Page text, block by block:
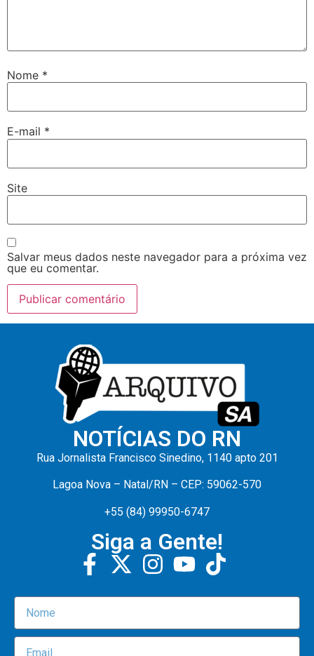
Nome *
E-mail *
Site
Salvar meus dados neste navegador para a próxima vez
que eu comentar.
NOTÍCIAS DO RN
Rua Jornalista Francisco Sinedino, 1140 apto 201
Lagoa Nova – Natal/RN – CEP: 59062-570
+55 (84) 99950-6747
Siga a Gente!